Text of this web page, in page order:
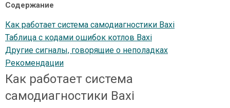
Содержание
Как работает система самодиагностики Baxi
Таблица с кодами ошибок котлов Baxi
Другие сигналы, говорящие о неполадках
Рекомендации
Как работает система
самодиагностики Baxi